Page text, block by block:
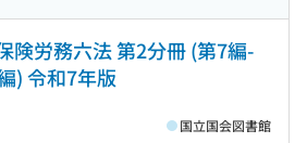
険労務六法 第2分冊 (第7編-
) 令和7年版
国立国会図書館